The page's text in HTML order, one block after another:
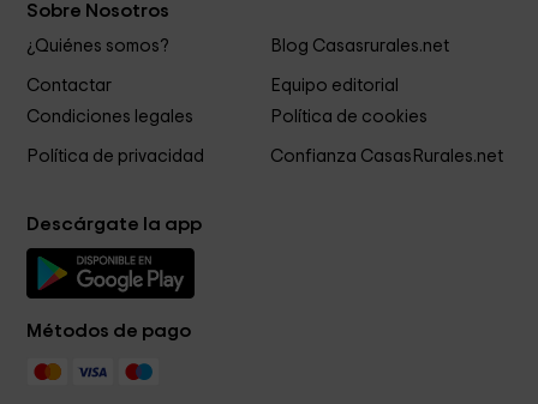
Sobre Nosotros
¿Quiénes somos? Blog Casasrurales.net
Contactar
Equipo editorial
Condiciones legales
Política de cookies
Política de privacidad Confianza CasasRurales.net
Descárgate la app
Métodos de pago